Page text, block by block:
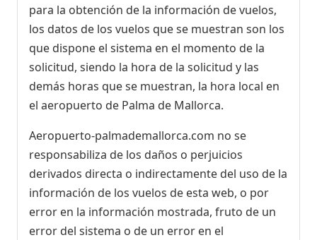
para la obtención de la información de vuelos,
los datos de los vuelos que se muestran son los
que dispone el sistema en el momento de la
solicitud, siendo la hora de la solicitud y las
demás horas que se muestran, la hora local en
el aeropuerto de Palma de Mallorca.
Aeropuerto-palmademallorca.com no se
responsabiliza de los daños o perjuicios
derivados directa o indirectamente del uso de la
información de los vuelos de esta web, o por
error en la información mostrada, fruto de un
error del sistema o de un error en el